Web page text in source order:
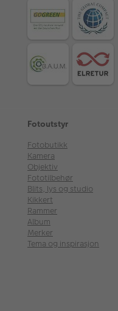
Fotoutstyr
Fotobutikk
Kamera
Objektiv
Fototilbehør
Blits, lys og studio
Kikkert
Rammer
Album
Merker
Tema og inspirasjon